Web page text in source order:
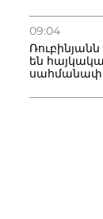
09:04
են